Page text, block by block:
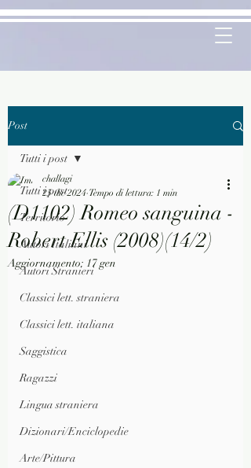
Post
Tutti i post
Territorio
Autori Italiani
Autori Stranieri
Classici lett. straniera
Classici lett. italiana
Saggistica
Ragazzi
Lingua straniera
Dizionari/Enciclopedie
Arte/Pittura
Tutti i post
(D1102) Romeo sanguina -
Robert Ellis (2008)(14/2)
challagi
25 dic 2024 Tempo di lettura: 1 min
Aggiornamento: 17 gen